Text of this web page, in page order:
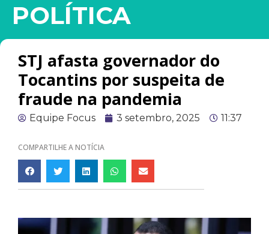
POLÍTICA
STJ afasta governador do
Tocantins por suspeita de
fraude na pandemia
Equipe Focus 3 setembro, 2025 11:37
COMPARTILHE A NOTÍCIA